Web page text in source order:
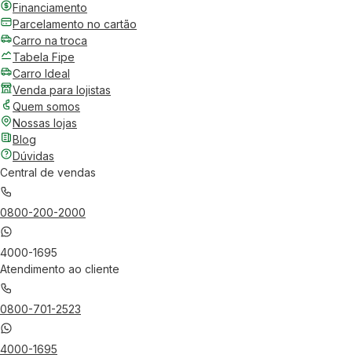
Financiamento
Parcelamento no cartão
Carro na troca
Tabela Fipe
Carro Ideal
Venda para lojistas
Quem somos
Nossas lojas
Blog
Dúvidas
Central de vendas
0800-200-2000
4000-1695
Atendimento ao cliente
0800-701-2523
4000-1695